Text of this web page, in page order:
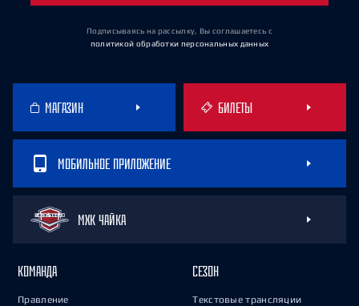
Подписываясь на рассылку, Вы соглашаетесь с
политикой обработки персональных данных
МАГАЗИН БИЛЕТЫ
МОБИЛЬНОЕ ПРИЛОЖЕНИЕ
МХК ЧАЙКА
КОМАНДА
Правление
СЕЗОН
Текстовые трансляции